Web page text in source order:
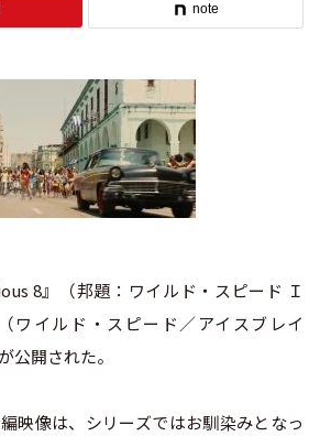
note
8』（邦題：ワイルド・スピード Ｉ
ワイルド・スピード／アイスブレイ
公開された。
映像は、シリーズではお馴染みとなっ